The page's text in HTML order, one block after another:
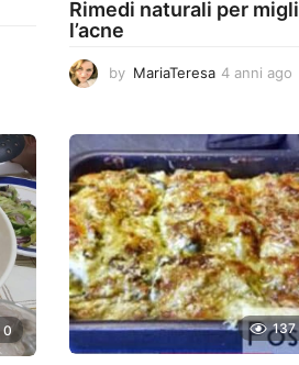
Rimedi naturali per
l’acne
by MariaTeresa 4 anni ago
i
a
0 137